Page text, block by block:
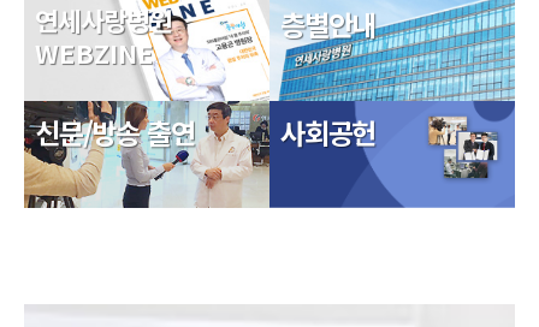
연세사랑병원
WEBZINE
신문/방송 출연
층별안내
사회공헌